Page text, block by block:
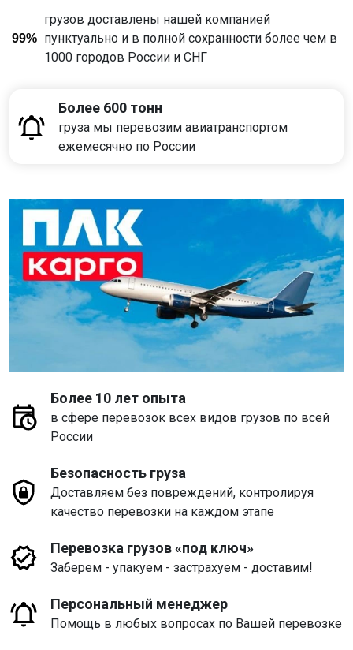
99%
грузов доставлены нашей компанией
пунктуально и в полной сохранности более чем в
1000 городов России и СНГ
Более 600 тонн
груза мы перевозим авиатранспортом
ежемесячно по России
Более 10 лет опыта
в сфере перевозок всех видов грузов по всей
России
Безопасность груза
Доставляем без повреждений, контролируя
качество перевозки на каждом этапе
Перевозка грузов «под ключ»
Заберем - упакуем - застрахуем - доставим!
Персональный менеджер
Помощь в любых вопросах по Вашей перевозке